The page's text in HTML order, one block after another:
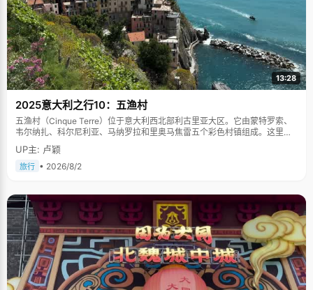
13:28
2025意大利之行10：五渔村
五渔村（Cinque Terre）位于意大利西北部利古里亚大区。它由蒙特罗索、
韦尔纳扎、科尔尼利亚、马纳罗拉和里奥马焦雷五个彩色村镇组成。这里依
山傍海，房屋色彩斑斓，1997年被列为世界文化遗产。
UP主: 卢颖
旅行 • 2026/8/2